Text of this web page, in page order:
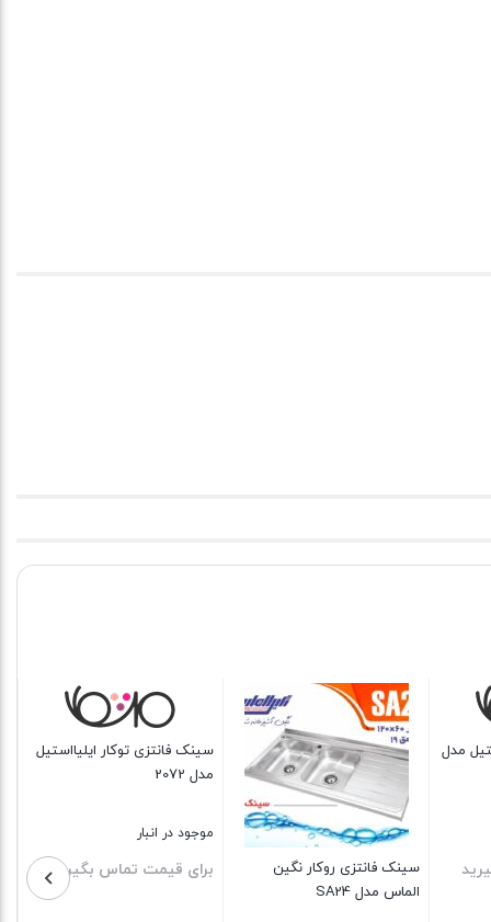
سینک فانتزی توکار ایلیااستیل
سینک همسطح کرینی
سینک